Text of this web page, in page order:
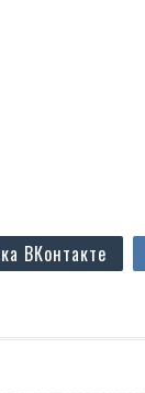
ВКонтакте